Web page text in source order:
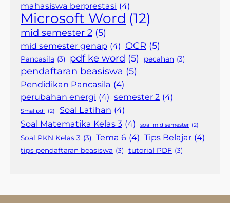
mahasiswa berprestasi (4)
Microsoft Word (12)
mid semester 2 (5)
mid semester genap (4) OCR (5)
Pancasila (3) pdf ke word (5) pecahan (3)
pendaftaran beasiswa (5)
Pendidikan Pancasila (4)
perubahan energi (4) semester 2 (4)
Smallpdf (2) Soal Latihan (4)
Soal Matematika Kelas 3 (4) soal mid semester (2)
Soal PKN Kelas 3 (3) Tema 6 (4) Tips Belajar (4)
tips pendaftaran beasiswa (3) tutorial PDF (3)